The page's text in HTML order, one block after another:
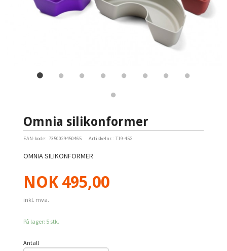
Omnia silikonformer
EAN-kode: 7350029450465 Artikkelnr.: T19-45G
OMNIA SILIKONFORMER
Pris
NOK 495,00
inkl. mva.
På lager: 5 stk.
Antall